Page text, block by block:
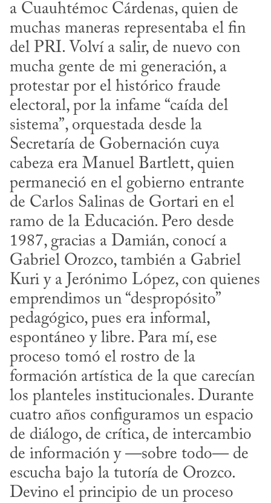
a Cuauhtémoc Cárdenas, quien de
muchas maneras representaba el fin
del PRI. Volví a salir, de nuevo con
mucha gente de mi generación, a
protestar por el histórico fraude
electoral, por la infame “caída del
sistema”, orquestada desde la
Secretaría de Gobernación cuya
cabeza era Manuel Bartlett, quien
permaneció en el gobierno entrante
de Carlos Salinas de Gortari en el
ramo de la Educación. Pero desde
1987, gracias a Damián, conocí a
Gabriel Orozco, también a Gabriel
Kuri y a Jerónimo López, con quienes
emprendimos un “despropósito”
pedagógico, pues era informal,
espontáneo y libre. Para mí, ese
proceso tomó el rostro de la
formación artística de la que carecían
los planteles institucionales. Durante
cuatro años configuramos un espacio
de diálogo, de crítica, de intercambio
de información y —sobre todo— de
escucha bajo la tutoría de Orozco.
Devino el principio de un proceso